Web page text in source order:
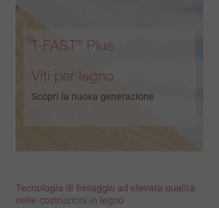
T-FAST®
Plus
Viti per legno
Scopri la nuova generazione
Tecnologia di fissaggio ad elevata qualità
nelle costruzioni in legno